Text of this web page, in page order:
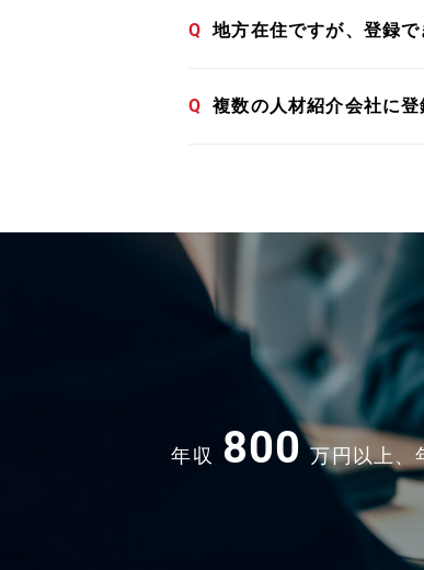
Q 地方在住ですが、登録で
Q 複数の人材紹介会社に
年収 800 万円以上、